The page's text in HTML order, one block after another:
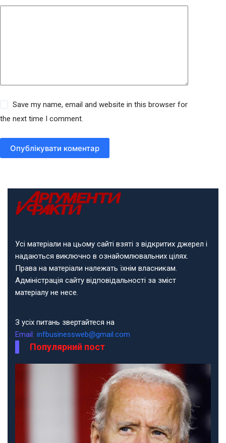
Save my name, email and website in this browser for
the next time I comment.
Опублікувати коментар
Усі матеріали на цьому сайті взяті з відкритих джерел і
надаються виключно в ознайомлювальних цілях.
Права на матеріали належать їхнім власникам.
Адміністрація сайту відповідальності за зміст
матеріалу не несе.
З усіх питань звертайтеся на
Email: infbusinessweb@gmail.com
Популярний пост